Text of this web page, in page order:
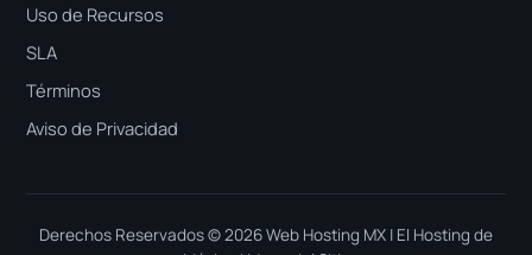
Uso de Recursos
SLA
Términos
Aviso de Privacidad
Derechos Reservados ©2026Web Hosting MX | El Hosting de